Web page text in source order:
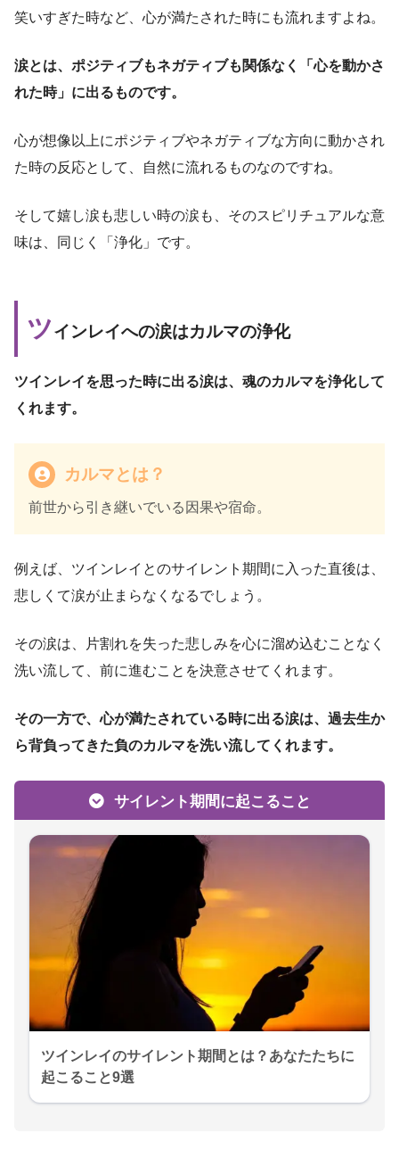
笑いすぎた時など、心が満たされた時にも流れますよね。
涙とは、ポジティブもネガティブも関係なく「心を動かさ
れた時」に出るものです。
心が想像以上にポジティブやネガティブな方向に動かされ
た時の反応として、自然に流れるものなのですね。
そして嬉し涙も悲しい時の涙も、そのスピリチュアルな意
味は、同じく「浄化」です。
ツインレイへの涙はカルマの浄化
ツインレイを思った時に出る涙は、魂のカルマを浄化して
くれます。
カルマとは？
前世から引き継いでいる因果や宿命。
例えば、ツインレイとのサイレント期間に入った直後は、
悲しくて涙が止まらなくなるでしょう。
その涙は、片割れを失った悲しみを心に溜め込むことなく
洗い流して、前に進むことを決意させてくれます。
その一方で、心が満たされている時に出る涙は、過去生か
ら背負ってきた負のカルマを洗い流してくれます。
サイレント期間に起こること
ツインレイのサイレント期間とは？あなたたちに
起こること9選